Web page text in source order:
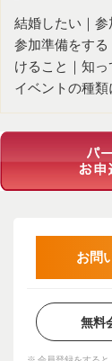
結婚したい ｜ 参
参加準備をする
けること ｜ 知っ
イベントの種類
お問
無料